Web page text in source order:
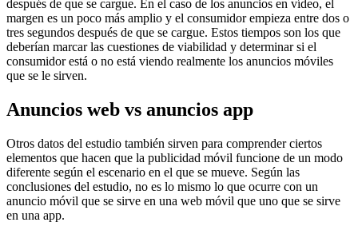
después de que se cargue. En el caso de los anuncios en vídeo, el
margen es un poco más amplio y el consumidor empieza entre dos o
tres segundos después de que se cargue. Estos tiempos son los que
deberían marcar las cuestiones de viabilidad y determinar si el
consumidor está o no está viendo realmente los anuncios móviles
que se le sirven.
Anuncios web vs anuncios app
Otros datos del estudio también sirven para comprender ciertos
elementos que hacen que la publicidad móvil funcione de un modo
diferente según el escenario en el que se mueve. Según las
conclusiones del estudio, no es lo mismo lo que ocurre con un
anuncio móvil que se sirve en una web móvil que uno que se sirve
en una app.